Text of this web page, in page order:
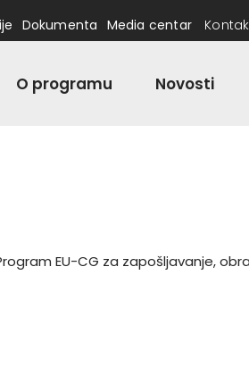
Dokumenta Media centar
O programu Novosti
EU-CG za zapošljavanje,